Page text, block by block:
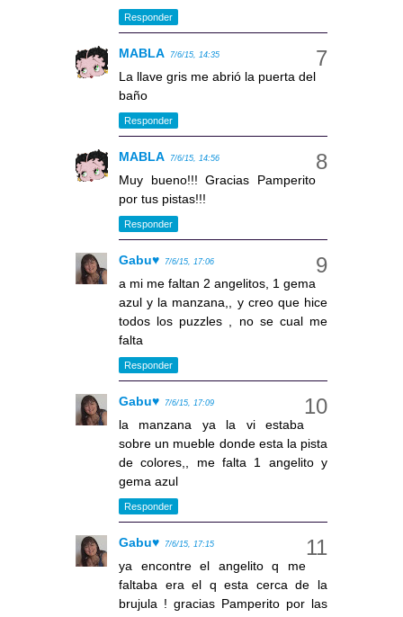
Responder
MABLA 7/6/15, 14:35
La llave gris me abrió la puerta del
baño
Responder
MABLA 7/6/15, 14:56
Muy bueno!!! Gracias Pamperito
por tus pistas!!!
Responder
Gabu♥ 7/6/15, 17:06
a mi me faltan 2 angelitos, 1 gema
azul y la manzana,, y creo que hice
todos los puzzles , no se cual me
falta
Responder
Gabu♥ 7/6/15, 17:09
la manzana ya la vi estaba
sobre un mueble donde esta la pista
de colores,, me falta 1 angelito y
gema azul
Responder
Gabu♥ 7/6/15, 17:15
ya encontre el angelito q me
faltaba era el q esta cerca de la
brujula ! gracias Pamperito por las